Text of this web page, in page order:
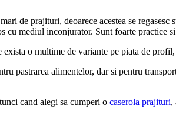
de prajituri, deoarece acestea se
cu mediul inconjurator. Sunt foarte practice
exista o multime de variante pe piata de
pastrarea alimentelor, dar si pentru
cand alegi sa cumperi o caserola prajituri,